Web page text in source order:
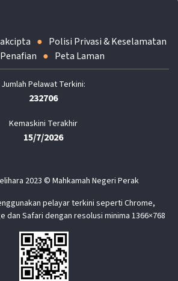
Polisi Privasi & Keselamatan
Penafian
Peta Laman
232706
Kemaskini Terakhir
15/7/2026
2023 © Mahkamah Negeri Perak
pelayar terkini seperti Chrome,
dan Safari dengan resolusi minima 1366×768